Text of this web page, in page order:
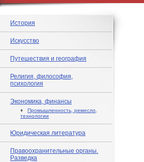
История
Искусство
Путешествия и география
Религия, философия,
психология
Экономика, финансы
♦ Промышленность, ремесло,
технологии
Юридическая литература
Правоохранительные органы.
Разведка